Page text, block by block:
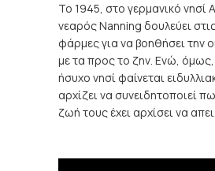
Το 1945, στο γερμανικό νησί
νεαρός Nanning δουλεύει στις
φάρμες για να βοηθήσει την
με τα προς το ζην. Ενώ,
ήσυχο νησί φαίνεται
αρχίζει να συνειδητοποιεί
ζωή τους έχει αρχίσει να